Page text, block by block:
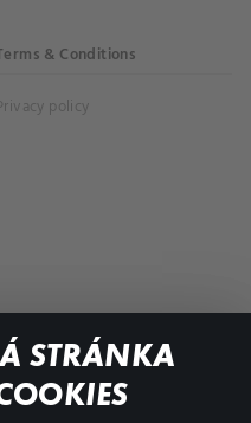
STRÁNKA
& Conditions
policy